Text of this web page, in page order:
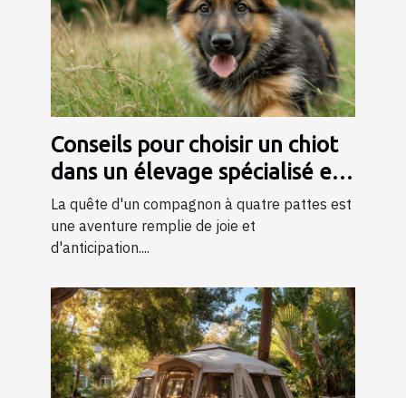
Conseils pour choisir un chiot
dans un élevage spécialisé en
bergers
La quête d'un compagnon à quatre pattes est
une aventure remplie de joie et
d'anticipation....